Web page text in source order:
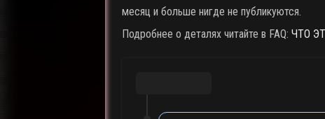
месяц и больше нигде не публикуются.
Подробнее о деталях читайте в FAQ: ЧТО